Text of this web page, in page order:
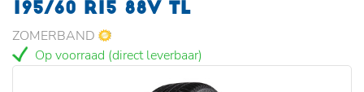
195/60 R15 88V TL
ZOMERBAND
Op voorraad (direct leverbaar)